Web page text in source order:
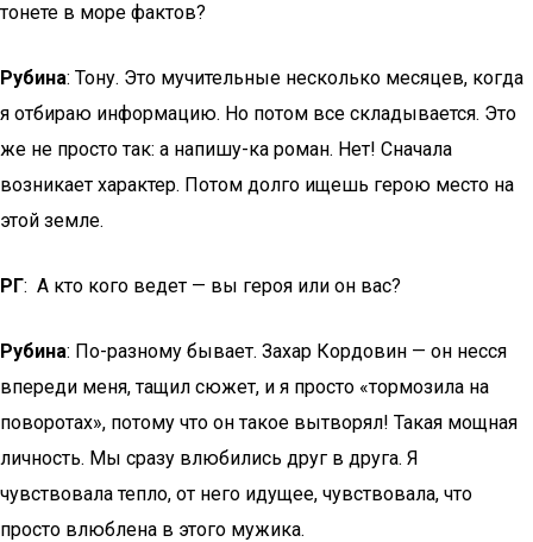
тонете в море фактов?
Рубина: Тону. Это мучительные несколько месяцев, когда
я отбираю информацию. Но потом все складывается. Это
же не просто так: а напишу-ка роман. Нет! Сначала
возникает характер. Потом долго ищешь герою место на
этой земле.
РГ: А кто кого ведет — вы героя или он вас?
Рубина: По-разному бывает. Захар Кордовин — он несся
впереди меня, тащил сюжет, и я просто «тормозила на
поворотах», потому что он такое вытворял! Такая мощная
личность. Мы сразу влюбились друг в друга. Я
чувствовала тепло, от него идущее, чувствовала, что
просто влюблена в этого мужика.